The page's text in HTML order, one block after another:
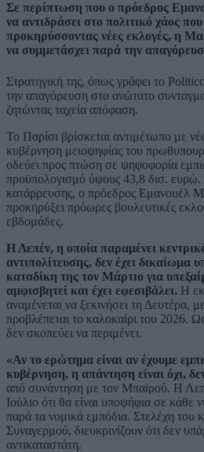
Σε περίπτωση που ο πρόεδρος
να αντιδράσει στο πολιτικό χάος
προκηρύσσοντας νέες εκλογές, η
να συμμετάσχει παρά την
Στρατηγική της, όπως γράφει το
την απαγόρευση στο ανώτατο
ζητώντας ταχεία απόφαση.
Το Παρίσι βρίσκεται αντιμέτωπο με
κυβέρνηση μειοψηφίας του
οδεύει προς πτώση σε ψηφοφορία
προϋπολογισμό ύψους 43,8 δισ. ευρώ.
κατάρρευσης, ο πρόεδρος Εμανουέλ
προκηρύξει πρόωρες βουλευτικές
εβδομάδες.
Η Λεπέν, η οποία παραμένει
αντιπολίτευσης, δεν έχει δικαίωμα
καταδίκη της τον Μάρτιο για
αμφισβητεί και έχει εφεσιβάλει. Η
αναμένεται να ξεκινήσει τη Δευτέρα,
προβλέπεται το καλοκαίρι του 2026.
δεν σκοπεύει να περιμένει.
«Αν το ερώτημα είναι αν έχουμε
κυβέρνηση, η απάντηση είναι όχι,
από συνάντηση με τον Μπαϊρού. Η
Ιούλιο ότι θα είναι υποψήφια σε κάθε
παρά τα νομικά εμπόδια. Στελέχη του
Συναγερμού, διευκρινίζουν ότι δεν
αντικαταστάτη.